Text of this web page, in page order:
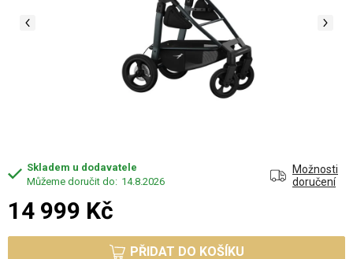
Skladem u dodavatele
14.8.2026
Možnosti
doručení
14 999 Kč
PŘIDAT DO KOŠÍKU